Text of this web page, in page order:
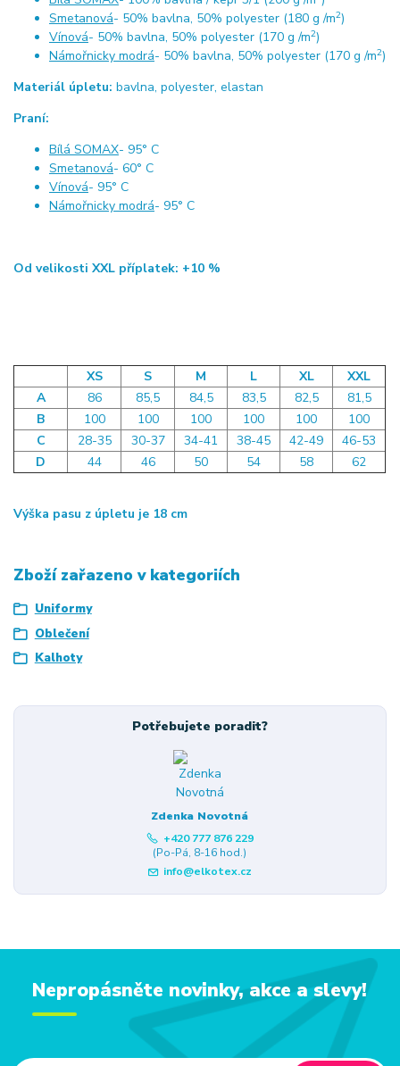
Smetanová- 50% bavlna, 50% polyester (180 g /m2)
Vínová- 50% bavlna, 50% polyester (170 g /m2)
Námořnicky modrá- 50% bavlna, 50% polyester (170 g /m2)
Materiál úpletu: bavlna, polyester, elastan
Praní:
Bílá SOMAX- 95° C
Smetanová- 60° C
Vínová- 95° C
Námořnicky modrá- 95° C
Od velikosti XXL příplatek: +10 %
XS S M L XL
XXL
A
86 85,5 84,5 83,5 82,5
81,5
B
100 100 100 100 100
100
C
28-35 30-37 34-41 38-45 42-49
46-53
D
44 46 50 54 58 62
Výška pasu z úpletu je 18 cm
Zboží zařazeno v kategoriích
Uniformy
Oblečení
Kalhoty
Potřebujete poradit?
Zdenka Novotná
+420 777 876 229
(Po-Pá, 8-16 hod.)
info@elkotex.cz
Nepropásněte novinky, akce a slevy!